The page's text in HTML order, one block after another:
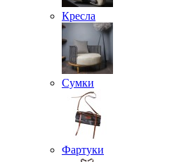
Кресла
Сумки
Фартуки